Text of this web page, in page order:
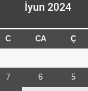
İyun 2024
Ç
CA
C